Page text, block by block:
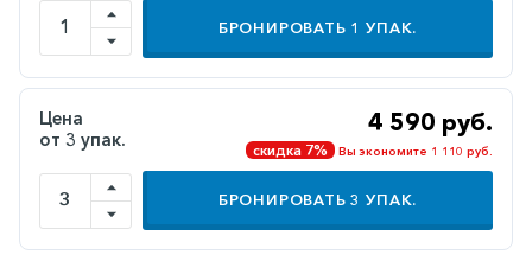
Иммунодепрессанты
Иммуностимуляторы
Метаболизм
Минеральный
обмен
БРОНИРОВАТЬ 1 УПАК.
Цена
от 3 упак.
4 590 руб.
скидка 7% Вы экономите 1 110 руб.
БРОНИРОВАТЬ3 УПАК.